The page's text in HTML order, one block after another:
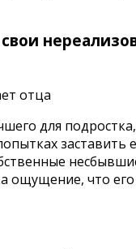
для
заставить
ощущение, что